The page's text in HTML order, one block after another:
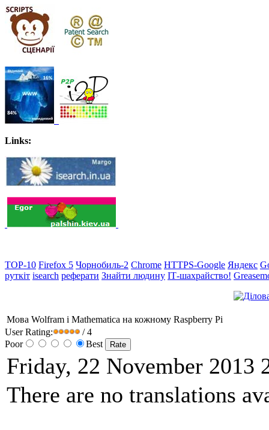
Links:
TOP-10 Firefox 5 Чорнобиль-2 Chrome HTTPS-Google Яндекс
руткіт isearch реферати Знайти людину ІТ-шахрайство!
Мова Wolfram і Mathematica на кожному Raspberry Pi
User Rating:
/ 4
Poor
Best
Friday, 22 November 2013
There are no translations